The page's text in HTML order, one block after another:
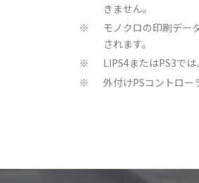
きません。
※
モノクロの印刷デー
されます。
※ LIPS4またはPS3で
※ 外付けPSコントロー